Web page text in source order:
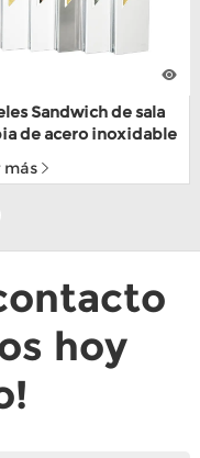
Sandwich de sala
de acero inoxidable
para depósito de
más
hoy